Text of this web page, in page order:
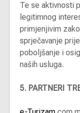
Te se aktivnosti
legitimnog
primjenjivim
sprječavanje
poboljšanje i
naših usluga.
5. PARTNERI